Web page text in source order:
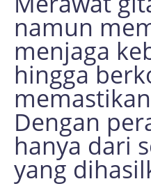
namun
menjaga
hingga
Dengan
hanya dari
yang